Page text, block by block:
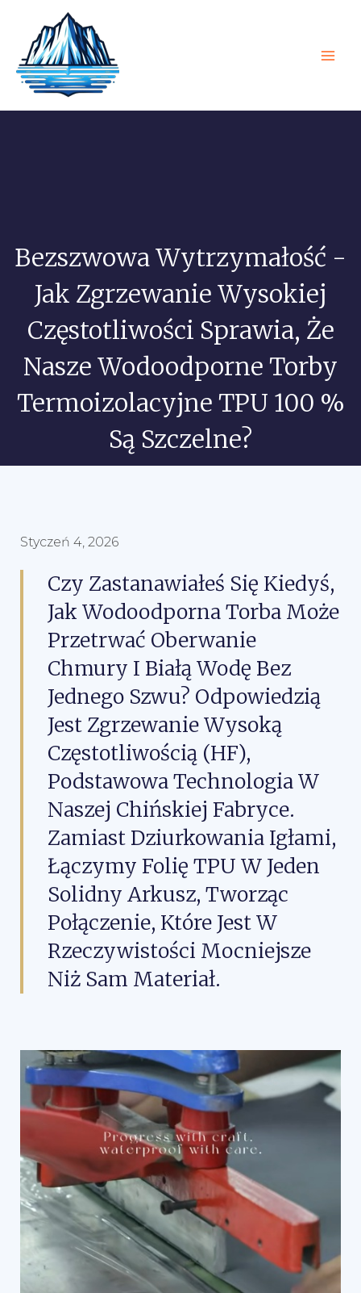
treści
Bezszwowa Wytrzymałość -
Jak Zgrzewanie Wysokiej
Częstotliwości Sprawia, Że
Nasze Wodoodporne Torby
Termoizolacyjne TPU 100 %
Są Szczelne?
Styczeń 4, 2026
Czy Zastanawiałeś Się Kiedyś,
Jak Wodoodporna Torba Może
Przetrwać Oberwanie
Chmury I Białą Wodę Bez
Jednego Szwu? Odpowiedzią
Jest Zgrzewanie Wysoką
Częstotliwością (HF),
Podstawowa Technologia W
Naszej Chińskiej Fabryce.
Zamiast Dziurkowania Igłami,
Łączymy Folię TPU W Jeden
Solidny Arkusz, Tworząc
Połączenie, Które Jest W
Rzeczywistości Mocniejsze
Niż Sam Materiał.